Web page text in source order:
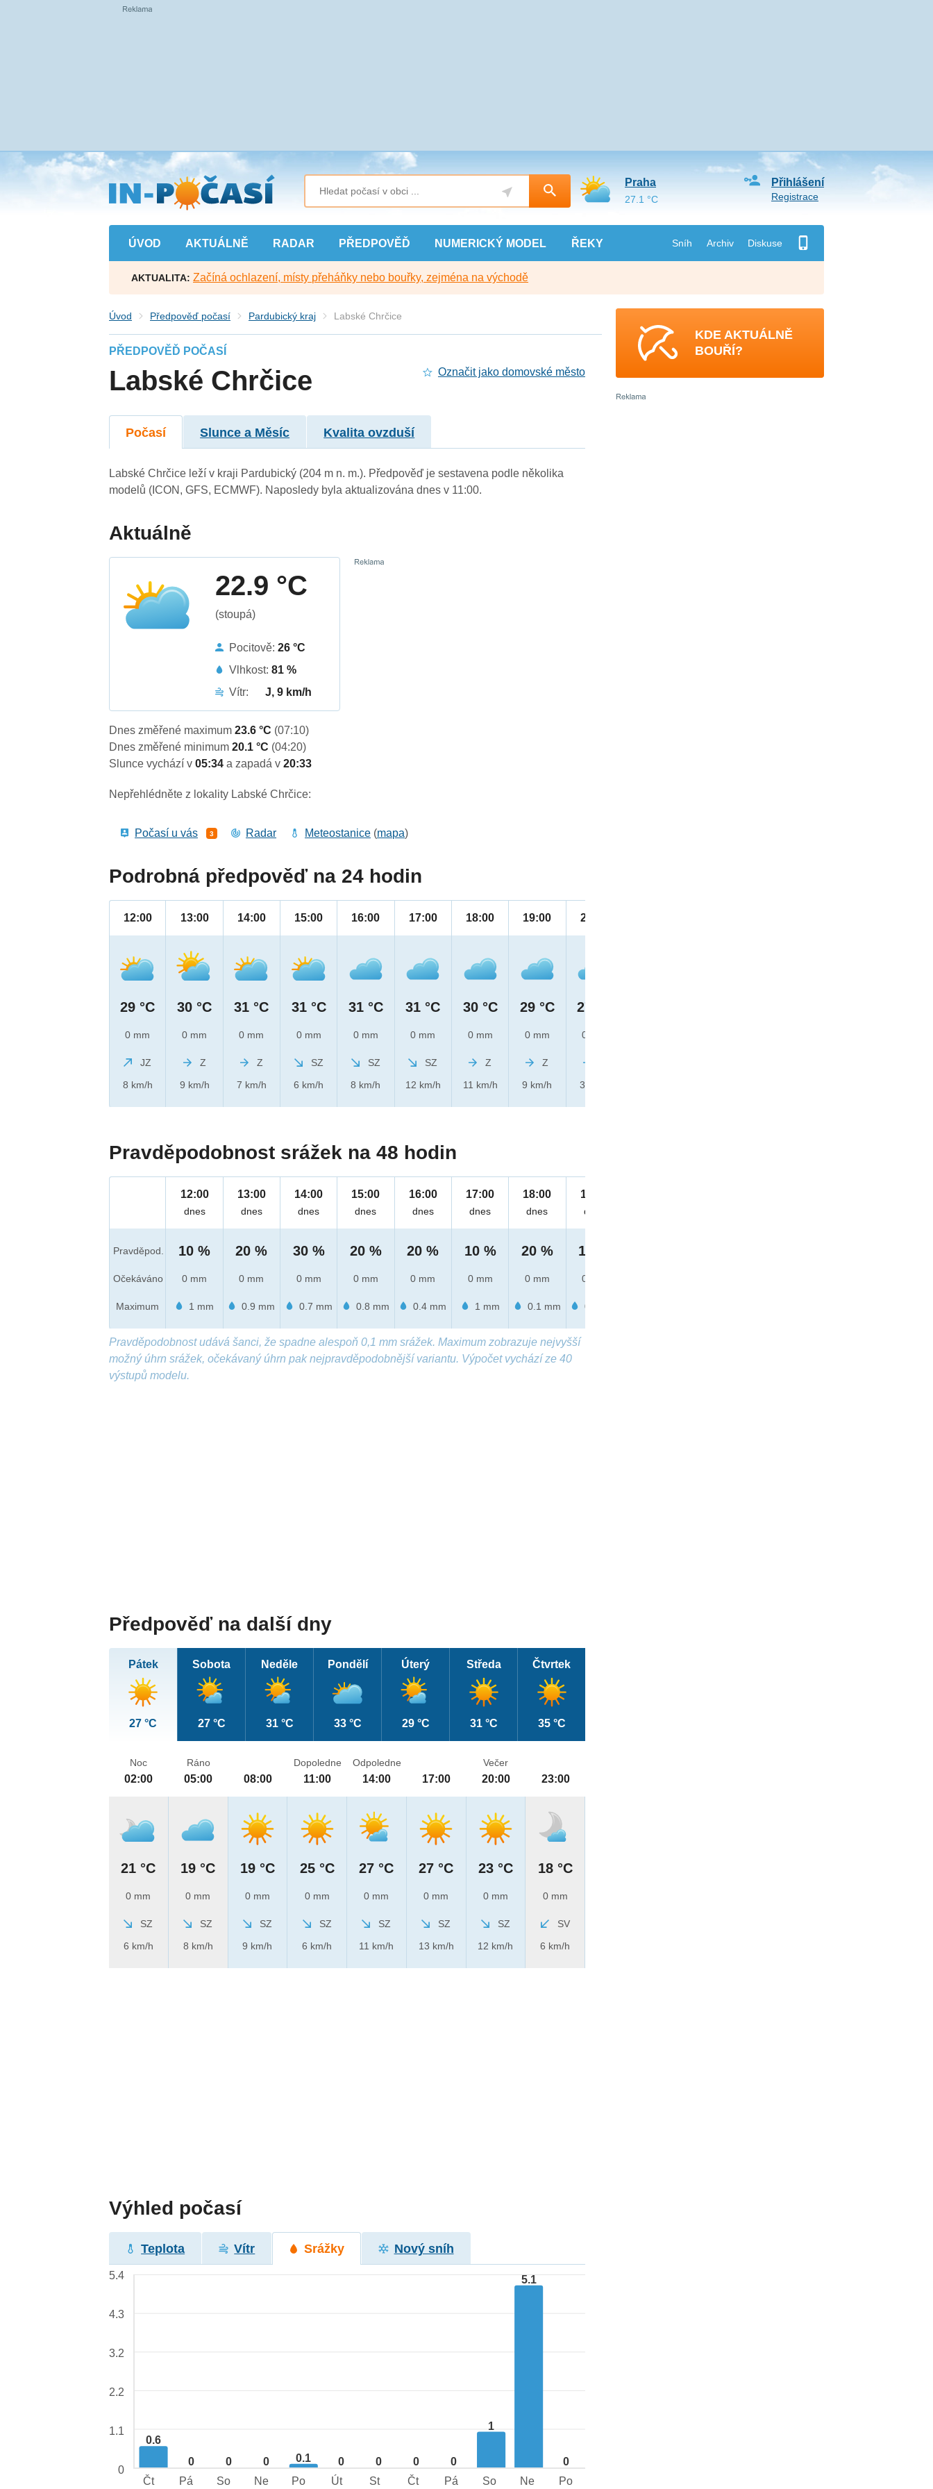
Přejít
na
hlavní
obsah
ÚVOD AKTUÁLNĚ RADAR PŘEDPOVĚĎ NUMERICKÝ MODEL ŘEKY Sníh Archiv Diskuse
Přihlášení
Registrace
Praha
27.1 °C
AKTUALITA: Začíná ochlazení, místy přeháňky nebo bouřky, zejména na východě
Úvod Předpověď počasí Pardubický kraj Labské Chrčice
PŘEDPOVĚĎ POČASÍ
Labské Chrčice Označit jako domovské město
Počasí Slunce a Měsíc Kvalita ovzduší
Labské Chrčice leží v kraji Pardubický (204 m n. m.). Předpověď je sestavena podle několika
modelů (ICON, GFS, ECMWF). Naposledy byla aktualizována dnes v 11:00.
Aktuálně
22.9 °C
(stoupá)
Pocitově:26 °C
Vlhkost:81 %
Vítr:
J, 9 km/h
Dnes změřené maximum23.6 °C (07:10)
Dnes změřené minimum20.1 °C (04:20)
Slunce vychází v05:34a zapadá v20:33
Nepřehlédněte z lokality Labské Chrčice:
Počasí u vás 3 Radar Meteostanice (mapa)
Podrobná předpověď na 24 hodin
12:00
29 °C
0 mm
JZ
8 km/h
13:00
30 °C
0 mm
Z
9 km/h
14:00
31 °C
0 mm
Z
7 km/h
15:00
31 °C
0 mm
SZ
6 km/h
16:00
31 °C
0 mm
SZ
8 km/h
17:00
31 °C
0 mm
SZ
12 km/h
18:00
30 °C
0 mm
Z
11 km/h
19:00
29 °C
0 mm
Z
9 km/h
20:00
27 °C
0 mm
3 km/h
Pravděpodobnost srážek na 48 hodin
Pravděpod.
Očekáváno
Maximum
12:00
dnes
10 %
0 mm
1 mm
13:00
dnes
20 %
0 mm
0.9 mm
14:00
dnes
30 %
0 mm
0.7 mm
15:00
dnes
20 %
0 mm
0.8 mm
16:00
dnes
20 %
0 mm
0.4 mm
17:00
dnes
10 %
0 mm
1 mm
18:00
dnes
20 %
0 mm
0.1 mm
19:00
dnes
10 %
0 mm
0.3 mm
Pravděpodobnost udává šanci, že spadne alespoň 0,1 mm srážek. Maximum zobrazuje nejvyšší
možný úhrn srážek, očekávaný úhrn pak nejpravděpodobnější variantu. Výpočet vychází ze 40
výstupů modelu.
Předpověď na další dny
Pátek
27 °C
Sobota
27 °C
Neděle
31 °C
Pondělí
33 °C
Úterý
29 °C
Středa
31 °C
Čtvrtek
35 °C
Noc
02:00
21 °C
0 mm
SZ
6 km/h
Ráno
05:00
19 °C
0 mm
SZ
8 km/h
08:00
19 °C
0 mm
SZ
9 km/h
Dopoledne
11:00
25 °C
0 mm
SZ
6 km/h
Odpoledne
14:00
27 °C
0 mm
SZ
11 km/h
17:00
27 °C
0 mm
SZ
13 km/h
Večer
20:00
23 °C
0 mm
SZ
12 km/h
23:00
18 °C
0 mm
SV
6 km/h
Výhled počasí
Teplota Vítr Srážky Nový sníh
0.6
0 0 0 0.1 0 0 0 0
1
5.1
0
5.4
4.3
3.2
2.2
1.1
0
Čt
Pá So Ne Po Út St Čt Pá So Ne Po
KDE AKTUÁLNĚ
BOUŘÍ?